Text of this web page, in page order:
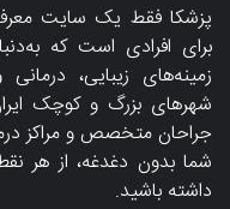
پزشکا فقط یک سایت
برای افرادی است که
زمینه‌های زیبایی،
شهرهای بزرگ و کوچک
جراحان متخصص و مراکز
شما بدون دغدغه، از هر
داشته باشید.